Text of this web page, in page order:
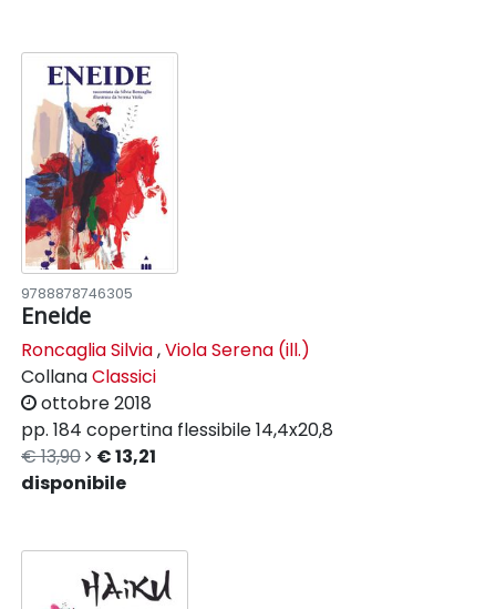
9788878746305
Eneide
Roncaglia Silvia,Viola Serena (ill.)
CollanaClassici
ottobre 2018
pp. 184 copertina flessibile14,4x20,8
€ 13,90
€ 13,21
disponibile